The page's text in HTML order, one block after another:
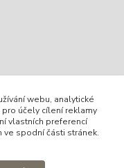
webu, analytické
účely cílení reklamy
vlastních preferencí
spodní části stránek.